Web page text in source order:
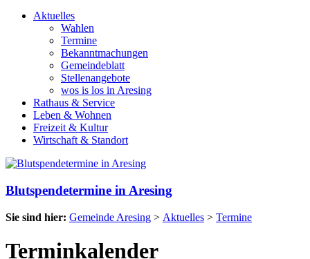
Aktuelles
Wahlen
Termine
Bekanntmachungen
Gemeindeblatt
Stellenangebote
wos is los in Aresing
Rathaus & Service
Leben & Wohnen
Freizeit & Kultur
Wirtschaft & Standort
Blutspendetermine in Aresing
Sie sind hier: Gemeinde Aresing > Aktuelles > Termine
Terminkalender